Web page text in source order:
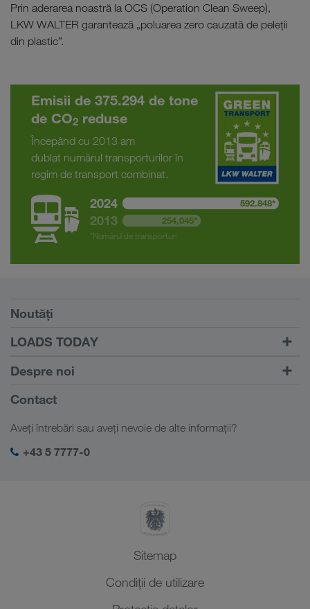
Prin aderarea noastră la OCS (Operation Clean Sweep),
LKW WALTER garantează „poluarea zero cauzată de peleții
din plastic”.
Emisii de 375.294 de tone
de CO2 reduse
Începând cu 2013 am
dublat numărul transporturilor în
regim de transport combinat.
2024 592.848*
2013
254,045*
*Numărul de transporturi
Condiții
Noutăți
LOADS TODAY
Căutare transport cu
LOADS TODAY
Aflați mai multe
Către autentificare
Despre noi
Informații despre firma noastră
Management SHEQ
Contact
Aveți întrebări sau aveți nevoie de alte informații?
+43 5 7777-0
Sitemap
Condiții de utilizare